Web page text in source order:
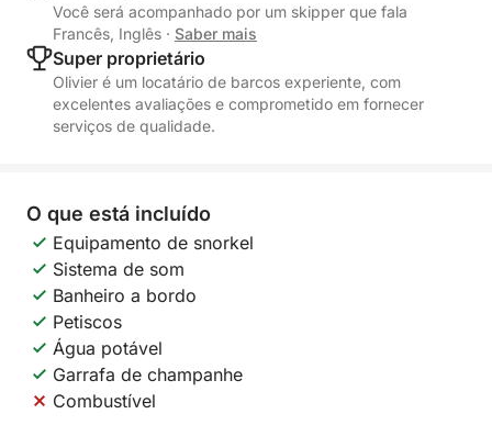
Você será acompanhado por um skipper que fala
Francês, Inglês · Saber mais
Super proprietário
Olivier é um locatário de barcos experiente, com
excelentes avaliações e comprometido em fornecer
serviços de qualidade.
O que está incluído
Equipamento de snorkel
Sistema de som
Banheiro a bordo
Petiscos
Água potável
Garrafa de champanhe
Combustível